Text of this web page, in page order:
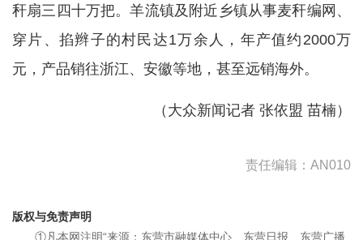
秆扇三四十万把。羊流镇及附近乡镇从事麦秆编网、
穿片、掐辫子的村民达1万余人，年产值约2000万
元，产品销往浙江、安徽等地，甚至远销海外。
（大众新闻记者 张依盟 苗楠）
责任编辑：AN010
版权与免责声明
①凡本网注明“来源：东营市融媒体中心、东营日报、东营广播